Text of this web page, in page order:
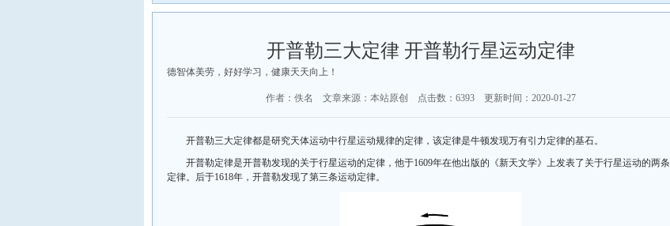
开普勒三大定律 开普勒行星运动定律
德智体美劳，好好学习，健康天天向上！
作者：佚名 文章来源：本站原创 点击数： 6393 更新时间：2020-01-27
开普勒三大定律都是研究天体运动中行星运动规律的定律，该定律是牛顿发现万有引力定律的基石。
开普勒定律是开普勒发现的关于行星运动的定律，他于1609年在他出版的《新天文学》上发表了关于行星运动的两条
定律。后于1618年，开普勒发现了第三条运动定律。